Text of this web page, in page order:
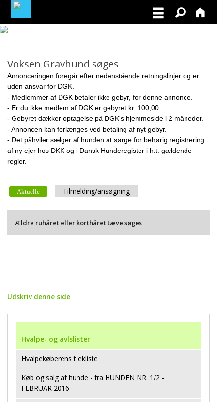
BLIV MEDLEM
NORDISK MESTERSKAB I VILDTSPOR 2026
OPRET GRATIS ANNONCE PÅ
OPDRÆTTERVEJVISEREN
VIL DU BETÆNKE DGK MED EN ARV
RYGFOTOGRAFERING 2026
Voksen Gravhund søges
Annonceringen foregår efter nedenstående retningslinjer og er
uden ansvar for DGK.
- Medlemmer af DGK betaler ikke gebyr, for denne annonce.
- Er du ikke medlem af DGK er gebyret kr. 100,00.
- Gebyret dækker optagelse på DGK's hjemmeside i 2 måneder.
- Annoncen kan forlænges ved betaling af nyt gebyr.
- Det påhviler sælger af hunden at sørge for behørig registrering
af ny ejer hos DKK og i Dansk Hunderegister i h.t. gældende
regler.
Aktuelle Tilmelding/ansøgning
Ældre ruhåret eller korthåret tæve søges
Udskriv denne side
Hvalpe- og avlslister
Hvalpekøberens tjekliste
Køb og salg af hunde - fra HUNDEN NR. 1/2 -
FEBRUAR 2016